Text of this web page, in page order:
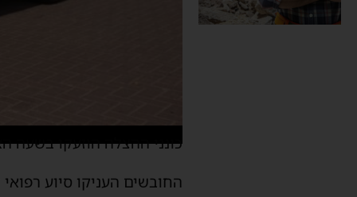
כונני ההצלה הוזעקו בשעה